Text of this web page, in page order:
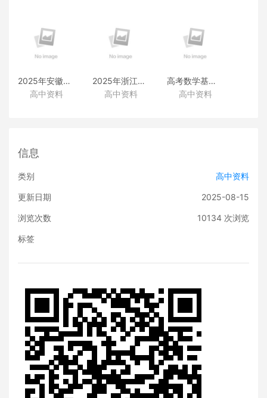
2025年安徽高考真题
（化学）
高中资料
2025年浙江高考真题
（化学）
高中资料
高考数学基础篇
（类题拓展和变式练透）
高中资料
信息
类别 高中资料
更新日期 2025-08-15
浏览次数 10134次浏览
标签